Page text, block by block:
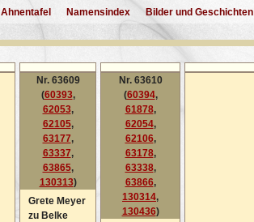
Ahnentafel Namensindex Bilder und Geschichten
Nr. 63609
(60393,
62053,
62105,
63177,
63337,
63865,
130313)
Grete Meyer
zu Belke
Nr. 63610
(60394,
61878,
62054,
62106,
63178,
63338,
63866,
130314,
130436)